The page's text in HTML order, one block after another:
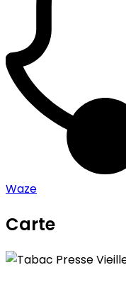
Waze
Carte
+